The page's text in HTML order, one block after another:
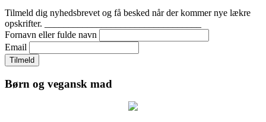
Tilmeld dig nyhedsbrevet og få besked når der kommer nye lækre
opskrifter. _________________________________
Fornavn eller fulde navn
Email
Børn og vegansk mad